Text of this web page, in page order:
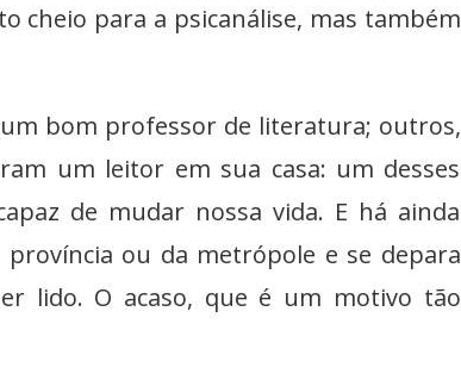
cheio para a psicanálise, mas também
bom professor de literatura; outros,
um leitor em sua casa: um desses
de mudar nossa vida. E há ainda
ou da metrópole e se depara
lido. O acaso, que é um motivo tão